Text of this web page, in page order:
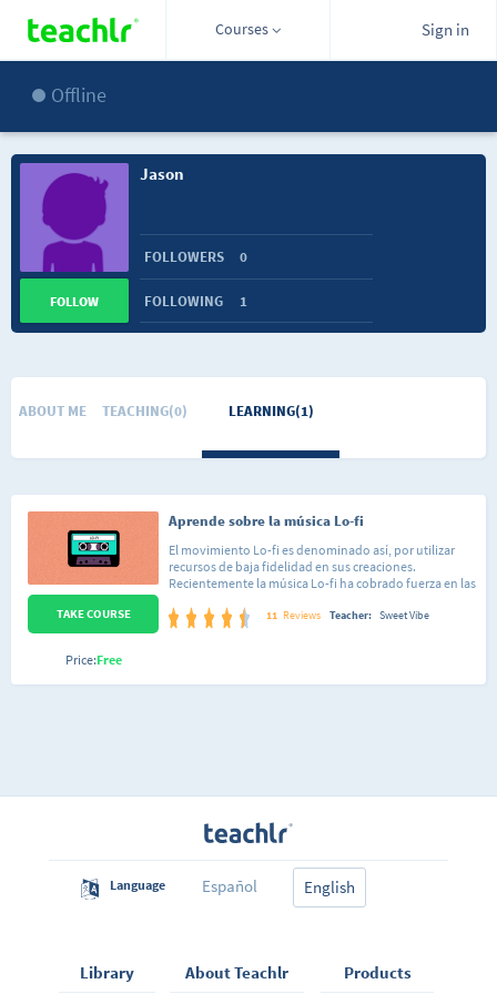
Courses Sign in
Offline
Jason
FOLLOWERS 0
FOLLOWING 1
FOLLOW
ABOUT ME TEACHING(0) LEARNING(1)
Aprende sobre la música Lo-fi
El movimiento Lo-fi es denominado así, por utilizar
recursos de baja fidelidad en sus creaciones.
Recientemente la música Lo-fi ha cobrado fuerza en las
oyentes; éstos se acercan a ella principalmente por un
sentimiento de nostalgia, recordando así los tiempos
programas de televisión, videojuegos, formatos como
11 Reviews Teacher: Sweet Vibe
TAKE COURSE
Price:Free
Language Español English
Library About Teachlr Products